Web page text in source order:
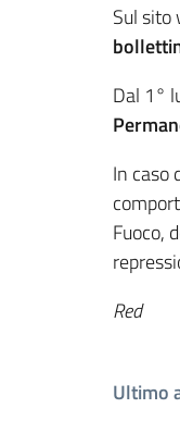
Sul sito
Dal 1°
In caso
Fuoco,
Red
Ultimo